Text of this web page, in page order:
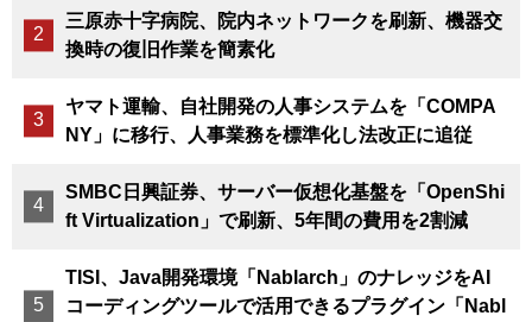
三原赤十字病院、院内ネットワークを刷新、機器交
換時の復旧作業を簡素化
ヤマト運輸、自社開発の人事システムを「COMPA
NY」に移行、人事業務を標準化し法改正に追従
SMBC日興証券、サーバー仮想化基盤を「OpenShi
ft Virtualization」で刷新、5年間の費用を2割減
TISI、Java開発環境「Nablarch」のナレッジをAI
コーディングツールで活用できるプラグイン「Nabl